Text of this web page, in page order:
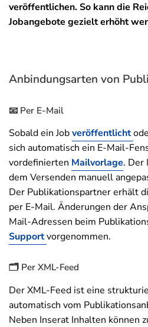
veröffentlichen. So kann die
Jobangebote gezielt erhöht
Anbindungsarten von
📧 Per E-Mail
Sobald ein Jobveröffentlicht
sich automatisch ein E-Mail-
vordefinierten Mailvorlage. Der
dem Versenden manuell
Der Publikationspartner erhält
per E-Mail. Änderungen der
Mail-Adressen beim
Supportvorgenommen.
🗂️ Per XML-Feed
Der XML-Feed ist eine
automatisch vom
Neben Inserat Inhalten können